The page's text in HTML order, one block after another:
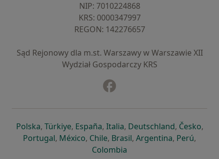
NIP: ⁠7010224868
KRS: ⁠0000347997
REGON: ⁠142276657
Sąd Rejonowy dla m.st. Warszawy w Warszawie XII
Wydział Gospodarczy KRS
Polskaotwiera się w nowej karcie
, Türkiyeotwiera się w nowej karcie
, Españaotwiera się w nowej karcie
, Italiaotwiera się w nowej
, Deutschlandotwiera się
, Česko,
Portugalotwiera się w nowej karcie
, Méxicootwiera się w nowej karcie
, Chileotwiera się w nowej karcie
, Brasilotwiera się w nowej
, Argentinaotwiera się
, Perú,
Colombia